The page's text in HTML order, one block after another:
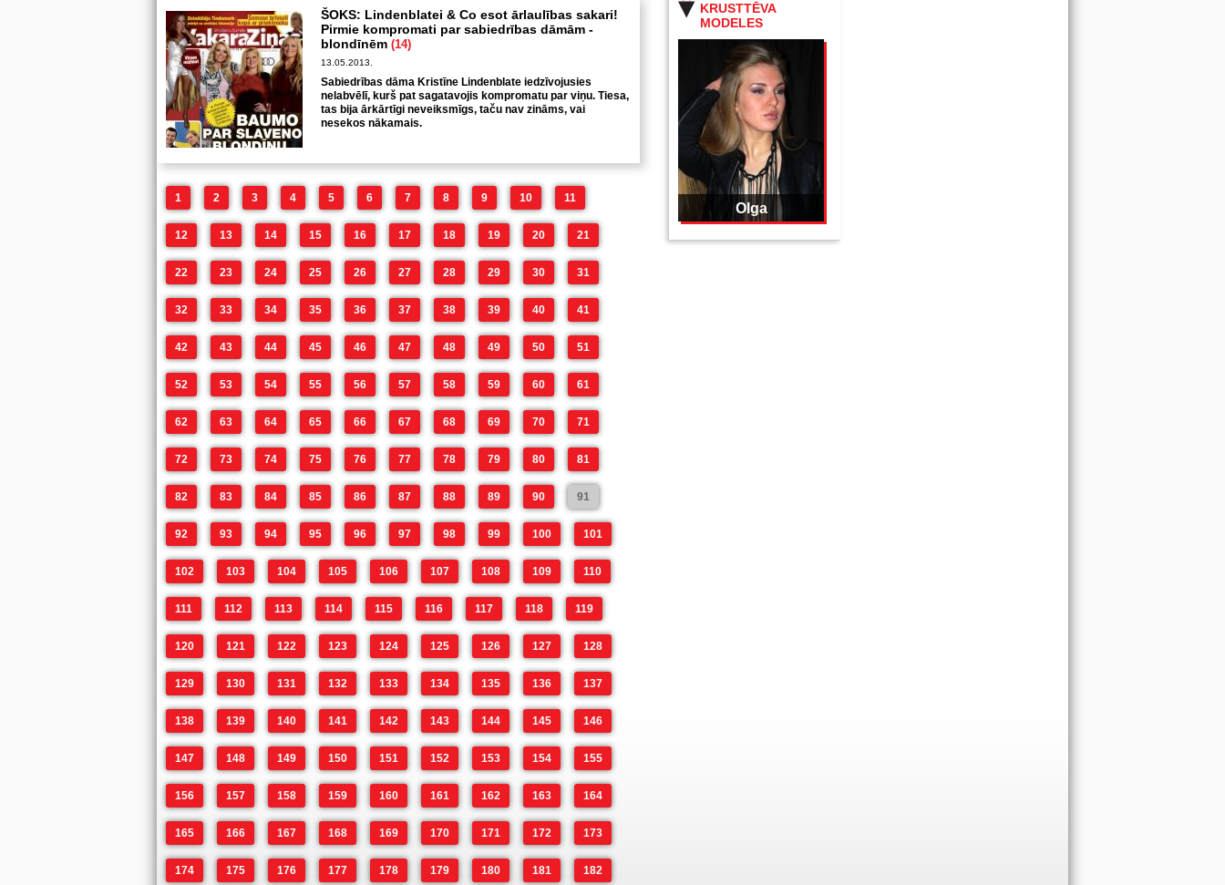
KRUSTTĒVA
MODELES
Olga
ŠOKS: Lindenblatei & Co esot ārlaulības sakari!
Pirmie kompromati par sabiedrības dāmām -
blondīnēm (14)
13.05.2013.
Sabiedrības dāma Kristīne Lindenblate iedzīvojusies
nelabvēlī, kurš pat sagatavojis kompromatu par viņu. Tiesa,
tas bija ārkārtīgi neveiksmīgs, taču nav zināms, vai
nesekos nākamais.
1 2 3 4 5 6 7 8 9 10 11
12 13 14 15 16 17 18 19 20 21
22 23 24 25 26 27 28 29 30 31
32 33 34 35 36 37 38 39 40 41
42 43 44 45 46 47 48 49 50 51
52 53 54 55 56 57 58 59 60 61
62 63 64 65 66 67 68 69 70 71
72 73 74 75 76 77 78 79 80 81
82 83 84 85 86 87 88 89 90 91
92 93 94 95 96 97 98 99 100 101
102 103 104 105 106 107 108 109 110
111 112 113 114 115 116 117 118 119
120 121 122 123 124 125 126 127 128
129 130 131 132 133 134 135 136 137
138 139 140 141 142 143 144 145 146
147 148 149 150 151 152 153 154 155
156 157 158 159 160 161 162 163 164
165 166 167 168 169 170 171 172 173
174 175 176 177 178 179 180 181 182